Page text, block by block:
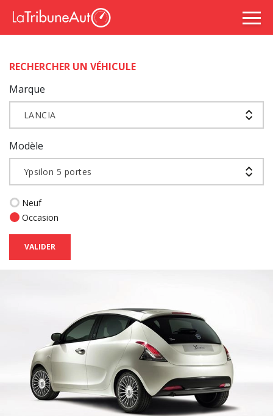
RECHERCHER UN VÉHICULE
Marque
LANCIA
Modèle
Ypsilon 5 portes
Neuf
Occasion
VALIDER